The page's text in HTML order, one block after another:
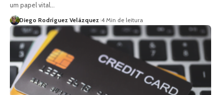
um papel vital…
Diego Rodríguez Velázquez 4 Min de leitura